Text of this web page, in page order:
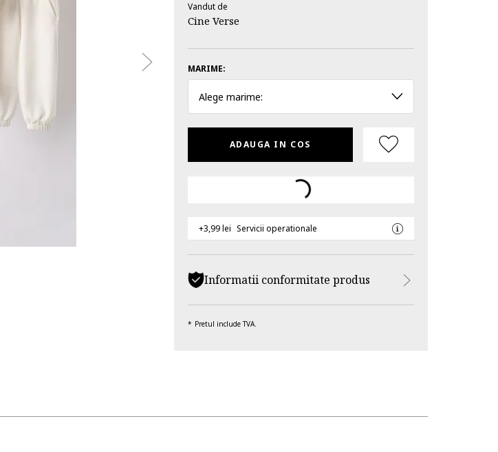
Vandut de
Cine Verse
MARIME:
Alege marime:
ADAUGA IN COS
+3,99 lei Servicii operationale
Informatii conformitate produs
Pretul include TVA.